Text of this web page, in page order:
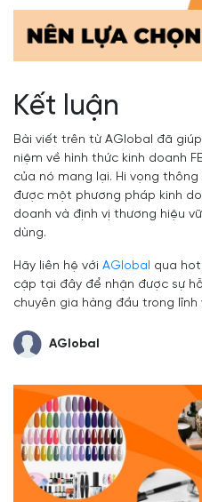
Kết luận
Bài viết trên từ AGlobal đã
niệm về hình thức kinh doanh
của nó mang lại. Hi vọng
được một phương pháp kinh
doanh và định vị thương hiệu
dùng.
Hãy liên hệ với AGlobal qua
cập tại đây để nhận được sự
chuyên gia hàng đầu trong
AGlobal